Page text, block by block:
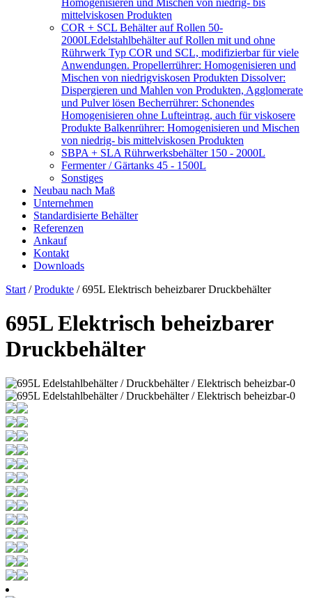
Homogenisieren und Mischen von niedrig- bis
mittelviskosen Produkten
COR + SCL Behälter auf Rollen 50-
2000LEdelstahlbehälter auf Rollen mit und ohne
Rührwerk Typ COR und SCL, modifizierbar für viele
Anwendungen. Propellerrührer: Homogenisieren und
Mischen von niedrigviskosen Produkten Dissolver:
Dispergieren und Mahlen von Produkten, Agglomerate
und Pulver lösen Becherrührer: Schonendes
Homogenisieren ohne Lufteintrag, auch für viskosere
Produkte Balkenrührer: Homogenisieren und Mischen
von niedrig- bis mittelviskosen Produkten
SBPA + SLA Rührwerksbehälter 150 - 2000L
Fermenter / Gärtanks 45 - 1500L
Sonstiges
Neubau nach Maß
Unternehmen
Standardisierte Behälter
Referenzen
Ankauf
Kontakt
Downloads
Start /Produkte / 695L Elektrisch beheizbarer Druckbehälter
695L Elektrisch beheizbarer
Druckbehälter